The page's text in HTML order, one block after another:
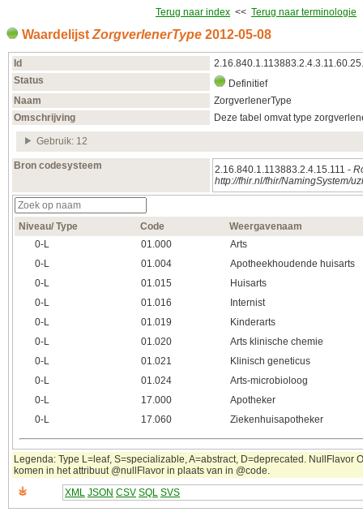
Terug naar index << Terug naar terminologie
Waardelijst ZorgverlenerType 2012‑05‑08
Id
Status
Definitief
Naam
ZorgverlenerType
Omschrijving
Deze tabel omvat type
Gebruik: 12
Bron codesysteem 2.16.840.1.113883.2.4.15.111 -
http://fhir.nl/fhir/NamingSystem/
Niveau/ Type Code
Weergavenaam
0‑L
01.000
Arts
0‑L
01.004
Apotheekhoudende huisarts
0‑L
01.015
Huisarts
0‑L
01.016
Internist
0‑L
01.019
Kinderarts
0‑L
01.020
Arts klinische chemie
0‑L
01.021
Klinisch geneticus
0‑L
01.024
Arts-microbioloog
0‑L
17.000
Apotheker
0‑L
17.060 Ziekenhuisapotheker
Legenda: Type L=leaf, S=specializable, A=abstract, D=deprecated.
komen in het attribuut @nullFlavor in plaats van in @code.
XML JSON CSV SQL SVS